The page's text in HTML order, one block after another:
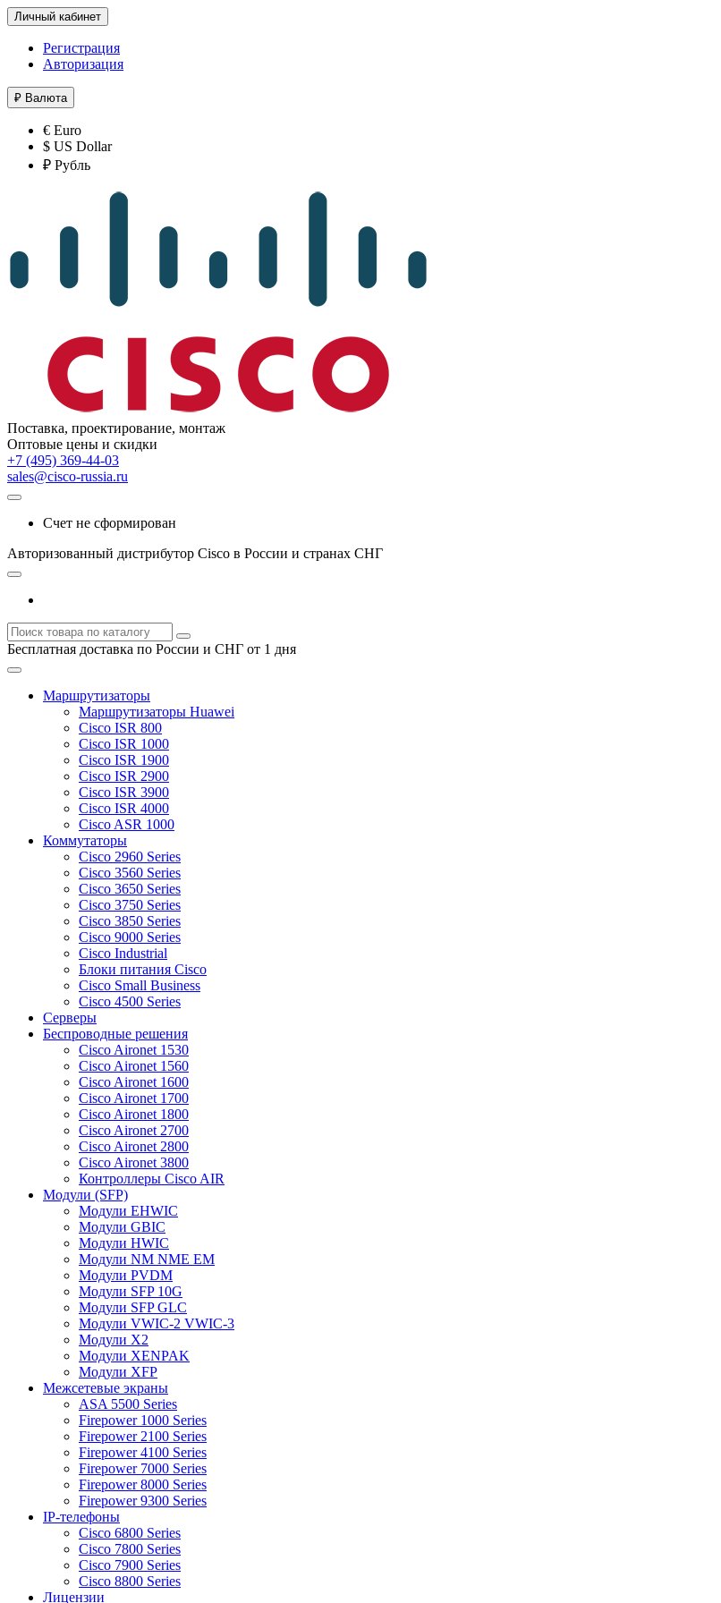
Личный кабинет
Регистрация
Авторизация
₽ Валюта
€ Euro
$ US Dollar
₽ Рубль
Поставка, проектирование, монтаж
Оптовые цены и скидки
+7 (495) 369-44-03
sales@cisco-russia.ru
Счет не сформирован
Авторизованный дистрибутор Cisco в России и странах СНГ
Бесплатная доставка по России и СНГ от 1 дня
Маршрутизаторы
Маршрутизаторы Huawei
Cisco ISR 800
Cisco ISR 1000
Cisco ISR 1900
Cisco ISR 2900
Cisco ISR 3900
Cisco ISR 4000
Cisco ASR 1000
Коммутаторы
Cisco 2960 Series
Cisco 3560 Series
Cisco 3650 Series
Cisco 3750 Series
Cisco 3850 Series
Cisco 9000 Series
Cisco Industrial
Блоки питания Cisco
Cisco Small Business
Cisco 4500 Series
Серверы
Беспроводные решения
Cisco Aironet 1530
Cisco Aironet 1560
Cisco Aironet 1600
Cisco Aironet 1700
Cisco Aironet 1800
Cisco Aironet 2700
Cisco Aironet 2800
Cisco Aironet 3800
Контроллеры Cisco AIR
Модули (SFP)
Модули EHWIC
Модули GBIC
Модули HWIC
Модули NM NME EM
Модули PVDM
Модули SFP 10G
Модули SFP GLC
Модули VWIC-2 VWIC-3
Модули X2
Модули XENPAK
Модули XFP
Межсетевые экраны
ASA 5500 Series
Firepower 1000 Series
Firepower 2100 Series
Firepower 4100 Series
Firepower 7000 Series
Firepower 8000 Series
Firepower 9300 Series
IP-телефоны
Cisco 6800 Series
Cisco 7800 Series
Cisco 7900 Series
Cisco 8800 Series
Лицензии